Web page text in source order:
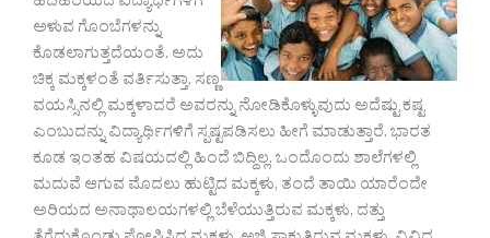
ಅಳುವ ಗೊಂಬೆಗಳನ್ನು
ಕೊಡಲಾಗುತ್ತದೆಯಂತೆ. ಅದು
ಚಿಕ್ಕ ಮಕ್ಕಳಂತೆ ವರ್ತಿಸುತ್ತಾ, ಸಣ್ಣ
ವಯಸ್ಸಿನಲ್ಲಿ ಮಕ್ಕಳಾದರೆ ಅವರನ್ನು ನೋಡಿಕೊಳ್ಳುವುದು ಅದೆಷ್ಟು ಕಷ್ಟ
ಎಂಬುದನ್ನು ವಿದ್ಯಾರ್ಥಿಗಳಿಗೆ ಸ್ಪಷ್ಟಪಡಿಸಲು ಹೀಗೆ ಮಾಡುತ್ತಾರೆ. ಭಾರತ
ಕೂಡ ಇಂತಹ ವಿಷಯದಲ್ಲಿ ಹಿಂದೆ ಬಿದ್ದಿಲ್ಲ. ಒಂದೊಂದು ಶಾಲೆಗಳಲ್ಲಿ
ಮದುವೆ ಆಗುವ ಮೊದಲು ಹುಟ್ಟಿದ ಮಕ್ಕಳು, ತಂದೆ ತಾಯಿ ಯಾರೆಂದೇ
ಅರಿಯದ ಅನಾಥಾಲಯಗಳಲ್ಲಿ ಬೆಳೆಯುತ್ತಿರುವ ಮಕ್ಕಳು, ದತ್ತು